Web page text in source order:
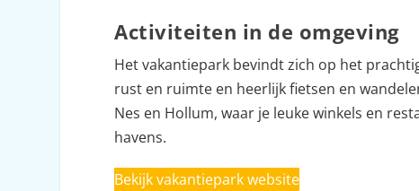
Activiteiten in de omgeving
Het vakantiepark bevindt zich op het
rust en ruimte en heerlijk fietsen en
Nes en Hollum, waar je leuke winkels en
havens.
Bekijk vakantiepark website